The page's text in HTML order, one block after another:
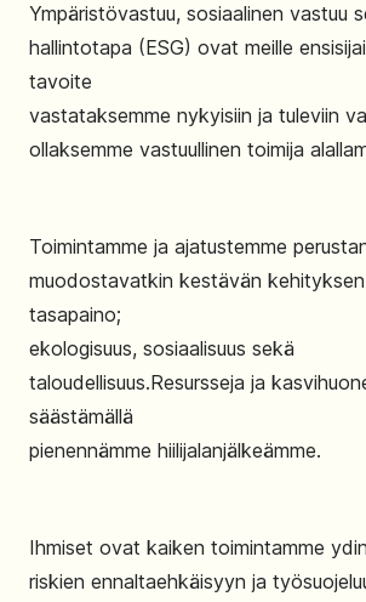
Ympäristövastuu, sosiaalinen vastuu
hallintotapa (ESG) ovat meille
tavoite
vastataksemme nykyisiin ja tuleviin
ollaksemme vastuullinen toimija
Toimintamme ja ajatustemme
muodostavatkin kestävän kehityksen
tasapaino;
ekologisuus, sosiaalisuus sekä
taloudellisuus.Resursseja ja
säästämällä
pienennämme hiilijalanjälkeämme.
Ihmiset ovat kaiken toimintamme
riskien ennaltaehkäisyyn ja